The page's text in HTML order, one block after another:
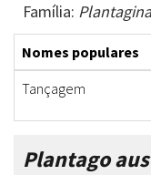
Família:
Nomes populares
Tançagem
Plantago